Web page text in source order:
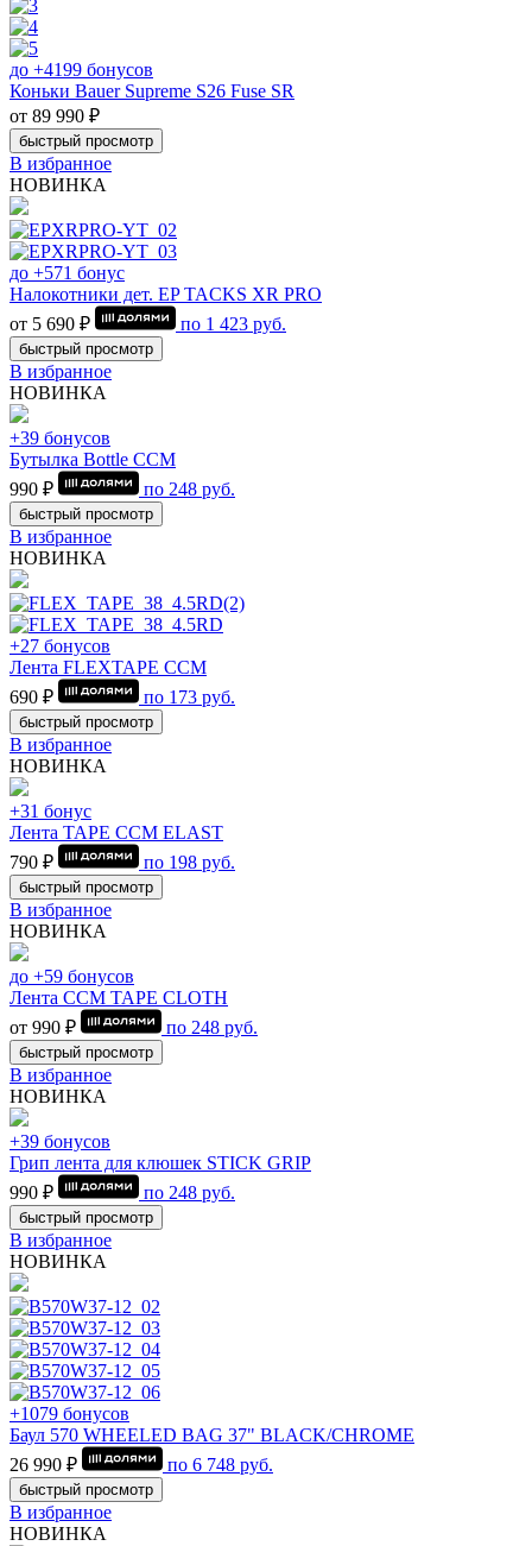
до +4199 бонусов
Коньки Bauer Supreme S26 Fuse SR
от 89 990 ₽
быстрый просмотр
В избранное
НОВИНКА
до +571 бонус
Налокотники дет. EP TACKS XR PRO
от 5 690 ₽
по 1 423 руб.
быстрый просмотр
В избранное
НОВИНКА
+39 бонусов
Бутылка Bottle CCM
990 ₽
по 248 руб.
быстрый просмотр
В избранное
НОВИНКА
+27 бонусов
Лента FLEXTAPE CCM
690 ₽
по 173 руб.
быстрый просмотр
В избранное
НОВИНКА
+31 бонус
Лента TAPE CCM ELAST
790 ₽
по 198 руб.
быстрый просмотр
В избранное
НОВИНКА
до +59 бонусов
Лента CCM TAPE CLOTH
от 990 ₽
по 248 руб.
быстрый просмотр
В избранное
НОВИНКА
+39 бонусов
Грип лента для клюшек STICK GRIP
990 ₽
по 248 руб.
быстрый просмотр
В избранное
НОВИНКА
+1079 бонусов
Баул 570 WHEELED BAG 37" BLACK/CHROME
26 990 ₽
по 6 748 руб.
быстрый просмотр
В избранное
НОВИНКА